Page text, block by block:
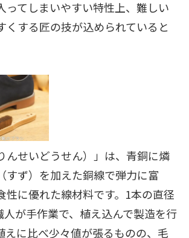
ってしまいやすい特性上、難しい
くする匠の技が込められていると
んせいどうせん）」は、青銅に燐
すず）を加えた銅線で弾力に富
性に優れた線材料です。1本の直径
が手作業で、植え込んで製造を行
えに比べ少々値が張るものの、毛